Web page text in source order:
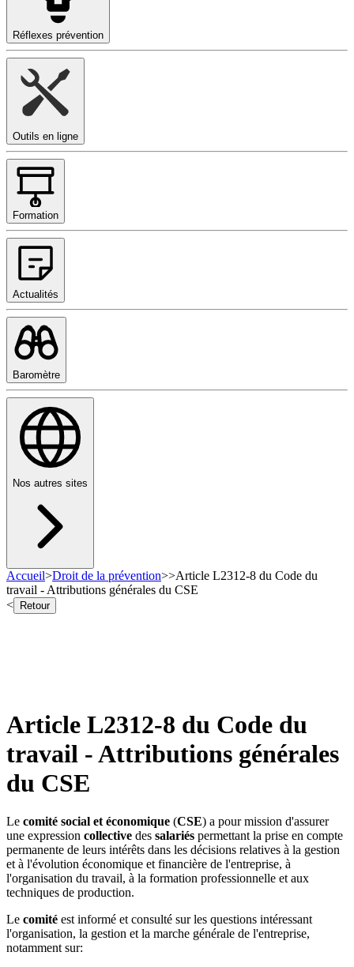
Réflexes prévention
Outils en ligne
Formation
Actualités
Baromètre
Nos autres sites
Accueil>Droit de la prévention>>Article L2312-8 du Code du
travail - Attributions générales du CSE
<
Retour
Article L2312-8 du Code du
travail - Attributions générales
du CSE
Le comité social et économique (CSE) a pour mission d'assurer
une expression collective des salariés permettant la prise en compte
permanente de leurs intérêts dans les décisions relatives à la gestion
et à l'évolution économique et financière de l'entreprise, à
l'organisation du travail, à la formation professionnelle et aux
techniques de production.
Le comité est informé et consulté sur les questions intéressant
l'organisation, la gestion et la marche générale de l'entreprise,
notamment sur: